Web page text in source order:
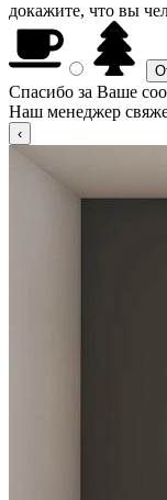
докажите, что вы
Спасибо за Ваше
Наш менеджер